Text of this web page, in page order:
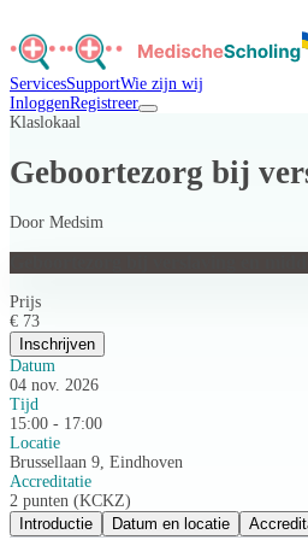
ServicesSupportWie zijn wij
InloggenRegistreer
Klaslokaal
Geboortezorg bij
Door Medsim
Prijs
€ 73
Inschrijven
Datum
04 nov. 2026
Tijd
15:00 - 17:00
Locatie
Brussellaan 9, Eindhoven
Accreditatie
2 punten (KCKZ)
Introductie
Datum en locatie